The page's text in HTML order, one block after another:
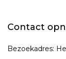
Contact
Bezoekadres: